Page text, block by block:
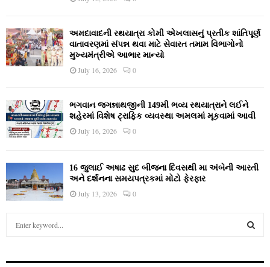
અમદાવાદની રથયાત્રા કોમી એખલાસનું પ્રતીક શાંતિપૂર્ણ
વાતાવરણમાં સંપન્ન થવા માટે સેવારત તમામ વિભાગોનો
મુખ્યમંત્રીએ આભાર માન્યો
July 16, 2026 0
ભગવાન જગન્નાથજીની 149મી ભવ્ય રથયાત્રાને લઈને
શહેરમાં વિશેષ ટ્રાફિક વ્યવસ્થા અમલમાં મૂકવામાં આવી
July 16, 2026 0
16 જુલાઈ અષાઢ સુદ બીજના દિવસથી મા અંબેની આરતી
અને દર્શનના સમયપત્રકમાં મોટો ફેરફાર
July 13, 2026 0